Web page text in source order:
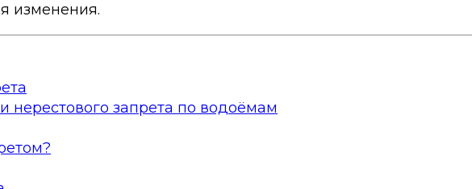
изменения.
нерестового запрета по водоёмам